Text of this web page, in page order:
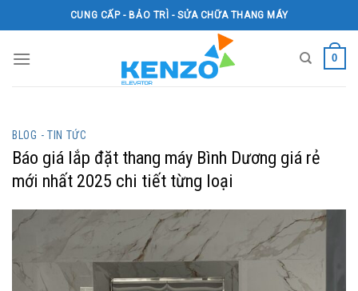
to
CUNG CẤP - BẢO TRÌ - SỬA CHỮA THANG MÁY
0
BLOG - TIN TỨC
Báo giá lắp đặt thang máy Bình Dương giá rẻ
mới nhất 2025 chi tiết từng loại